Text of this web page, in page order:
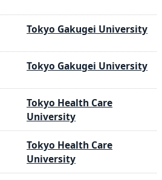
Tokyo Gakugei University
Tokyo Gakugei University
Tokyo Health Care
University
Tokyo Health Care
University